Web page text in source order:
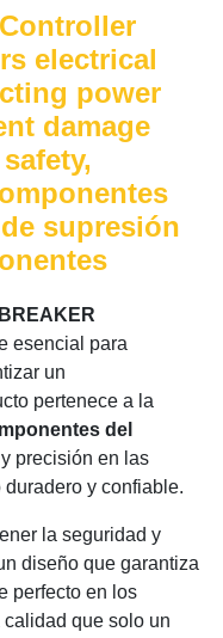
electrical
power
damage
supresión
esencial para
un
pertenece a la
del
precisión en las
y confiable.
la seguridad y
diseño que garantiza
perfecto en los
que solo un